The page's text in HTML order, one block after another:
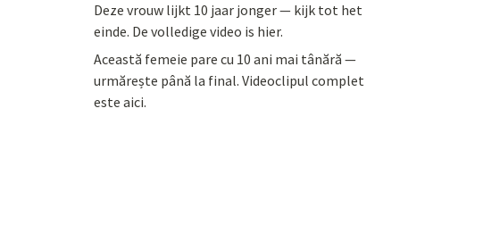
Deze vrouw lijkt 10 jaar jonger — kijk tot het
einde. De volledige video is hier.
Această femeie pare cu 10 ani mai tânără —
urmărește până la final. Videoclipul complet
este aici.